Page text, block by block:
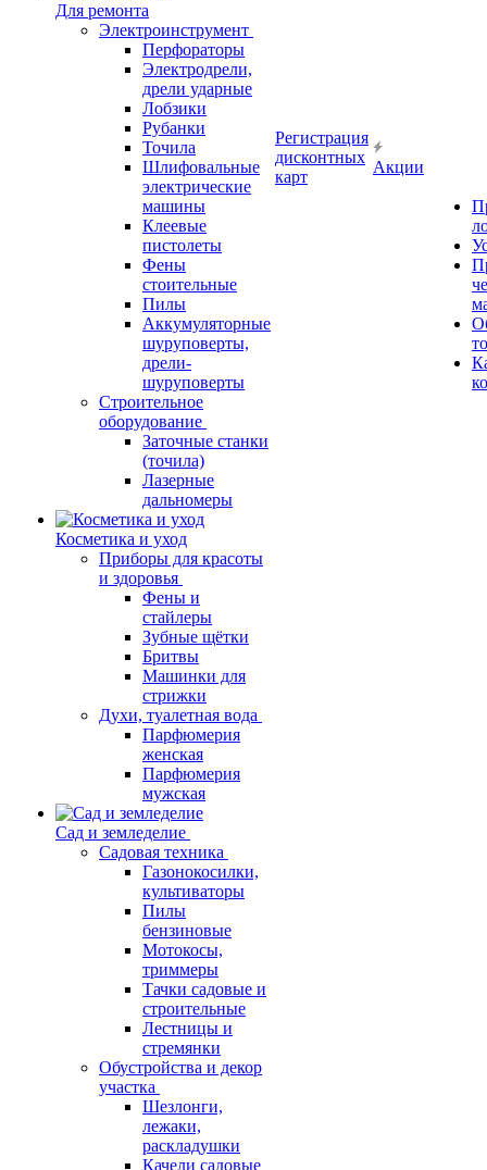
Для ремонта
Электроинструмент
Перфораторы
Электродрели,
дрели ударные
Лобзики
Рубанки
Точила
Шлифовальные
электрические
машины
Клеевые
пистолеты
Фены
стоительные
Пилы
Аккумуляторные
шуруповерты,
дрели-
шуруповерты
Строительное
оборудование
Заточные станки
(точила)
Лазерные
дальномеры
Косметика и уход
Приборы для красоты
и здоровья
Фены и
стайлеры
Зубные щётки
Бритвы
Машинки для
стрижки
Духи, туалетная вода
Парфюмерия
женская
Парфюмерия
мужская
Сад и земледелие
Садовая техника
Газонокосилки,
культиваторы
Пилы
бензиновые
Мотокосы,
триммеры
Тачки садовые и
строительные
Лестницы и
стремянки
Обустройства и декор
участка
Шезлонги,
лежаки,
раскладушки
Качели садовые
Регистрация
дисконтных
карт
Акции